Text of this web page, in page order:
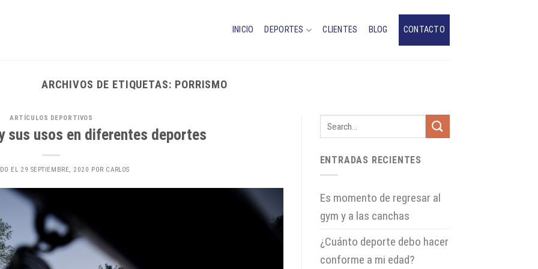
INICIO DEPORTES CLIENTES BLOG CONTACTO
ARCHIVOS DE ETIQUETAS: PORRISMO
ARTÍCULOS DEPORTIVOS
sus usos en diferentes deportes
EL 29 SEPTIEMBRE, 2020 POR CARLOS
ENTRADAS RECIENTES
Es momento de regresar al
gym y a las canchas
¿Cuánto deporte debo hacer
conforme a mi edad?